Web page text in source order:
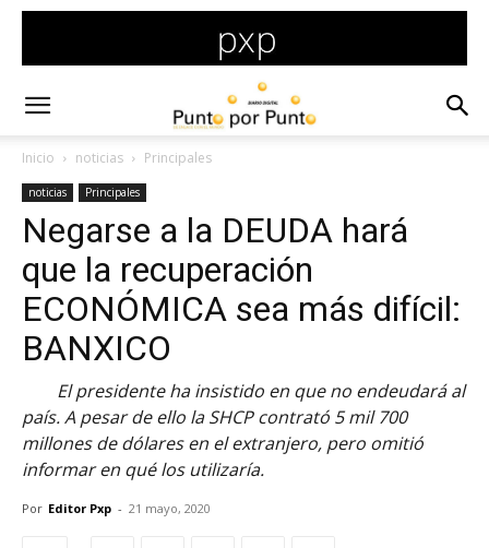
Inicio noticias Principales
noticias Principales
Negarse a la DEUDA hará
que la recuperación
ECONÓMICA sea más difícil:
BANXICO
El presidente ha insistido en que no endeudará al
país. A pesar de ello la SHCP contrató 5 mil 700
millones de dólares en el extranjero, pero omitió
informar en qué los utilizaría.
Por Editor Pxp - 21 mayo, 2020